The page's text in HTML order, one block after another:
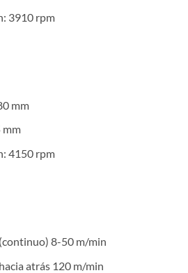
3910 rpm
mm
4150 rpm
8-50 m/min
atrás 120 m/min